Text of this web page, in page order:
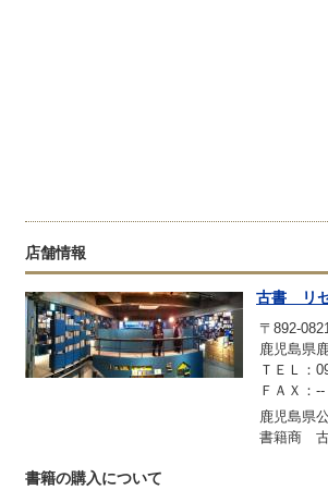
店舗情報
古書 リ
〒892-0821
鹿児島県
ＴＥＬ：
ＦＡＸ：--
鹿児島県
書籍商
書籍の購入について